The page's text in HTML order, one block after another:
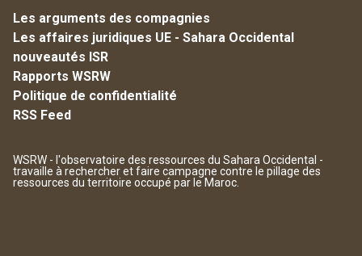
Les arguments des compagnies
Les affaires juridiques UE - Sahara Occidental
nouveautés ISR
Rapports WSRW
Politique de confidentialité
RSS Feed
WSRW - l'observatoire des ressources du Sahara Occidental -
travaille à rechercher et faire campagne contre le pillage des
ressources du territoire occupé par le Maroc.